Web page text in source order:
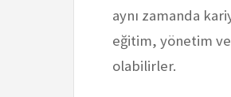
aynı zamanda
eğitim, yönetim ve
olabilirler.